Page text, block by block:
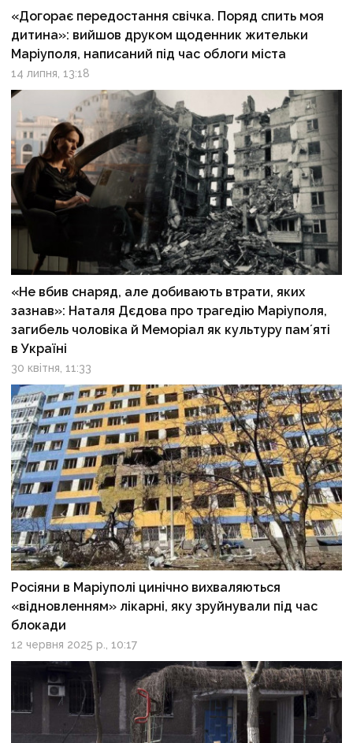
«Догорає передостання свічка. Поряд спить моя
дитина»: вийшов друком щоденник жительки
Маріуполя, написаний під час облоги міста
14 липня, 13:18
«Не вбив снаряд, але добивають втрати, яких
зазнав»: Наталя Дєдова про трагедію Маріуполя,
загибель чоловіка й Меморіал як культуру памʼяті
в Україні
30 квітня, 11:33
Росіяни в Маріуполі цинічно вихваляються
«відновленням» лікарні, яку зруйнували під час
блокади
12 червня 2025 р., 10:17